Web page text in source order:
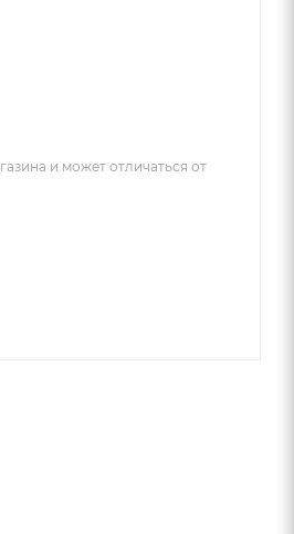
и может отличаться от